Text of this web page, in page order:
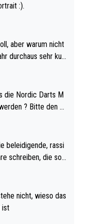
:).
aber warum nicht
des Weltm
bei Archie Self l
Weltmeister d
Mitchel sich das
die PDC-WM
? Bitte den A
beleidigende, rassi
schreiben, die soll
mich: Luke Li
Social Media G
öfters mal gege
nicht, wieso das
ist